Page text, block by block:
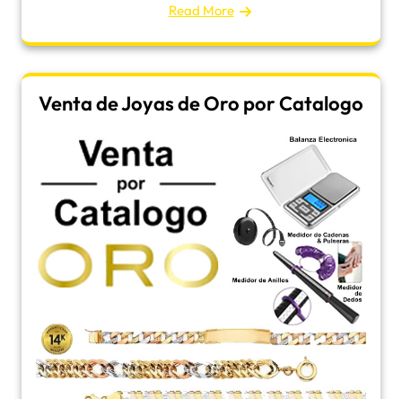
Read More
Venta de Joyas de Oro por Catalogo